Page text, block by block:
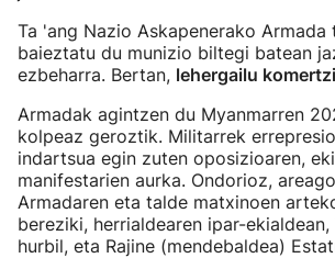
Ta 'ang Nazio Askapenerako
baieztatu du munizio biltegi batean
ezbeharra. Bertan, lehergailu
Armadak agintzen du Myanmarren
kolpeaz geroztik. Militarrek
indartsua egin zuten oposizioaren,
manifestarien aurka. Ondorioz,
Armadaren eta talde matxinoen
bereziki, herrialdearen ipar-
hurbil, eta Rajine (mendebaldea)